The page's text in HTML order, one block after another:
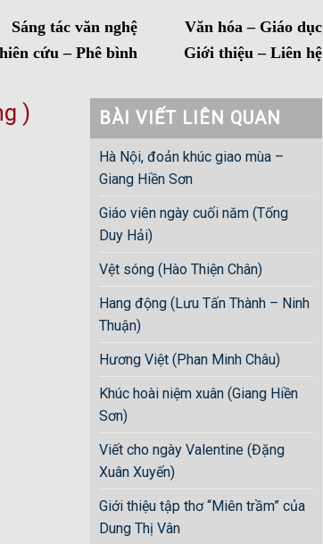
Sáng tác văn nghệ
Văn hóa – Giáo dục
cứu – Phê bình
Giới thiệu – Liên hệ
) BÀI VIẾT LIÊN QUAN
Hà Nội, đoản khúc giao mùa –
Giang Hiền Sơn
Giáo viên ngày cuối năm (Tống
Duy Hải)
Vệt sóng (Hào Thiện Chân)
Hang động (Lưu Tấn Thành – Ninh
Thuận)
Hương Việt (Phan Minh Châu)
Khúc hoài niệm xuân (Giang Hiền
Sơn)
Viết cho ngày Valentine (Đặng
Xuân Xuyến)
Giới thiệu tập thơ “Miên trầm” của
Dung Thị Vân